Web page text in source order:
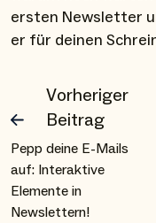
ersten Newsletter
er für deinen
Vorheriger
Beitrag
Pepp deine E-Mails
auf: Interaktive
Elemente in
Newslettern!